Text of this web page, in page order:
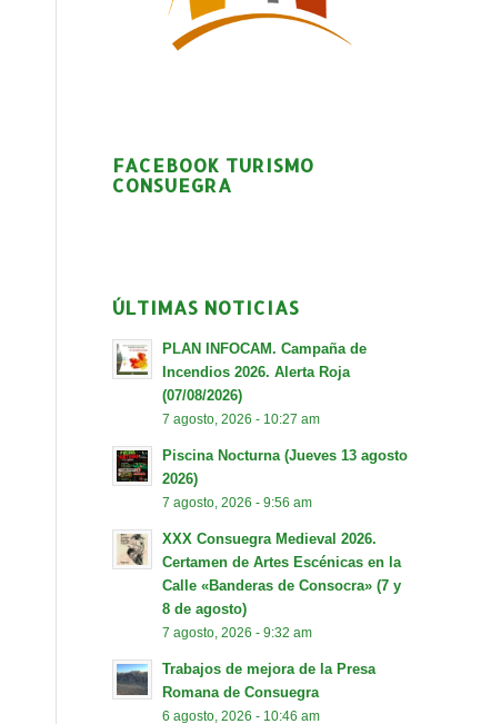
FACEBOOK TURISMO
CONSUEGRA
ÚLTIMAS NOTICIAS
PLAN INFOCAM. Campaña de
Incendios 2026. Alerta Roja
(07/08/2026)
7 agosto, 2026 - 10:27 am
Piscina Nocturna (Jueves 13 agosto
2026)
7 agosto, 2026 - 9:56 am
XXX Consuegra Medieval 2026.
Certamen de Artes Escénicas en la
Calle «Banderas de Consocra» (7 y
8 de agosto)
7 agosto, 2026 - 9:32 am
Trabajos de mejora de la Presa
Romana de Consuegra
6 agosto, 2026 - 10:46 am